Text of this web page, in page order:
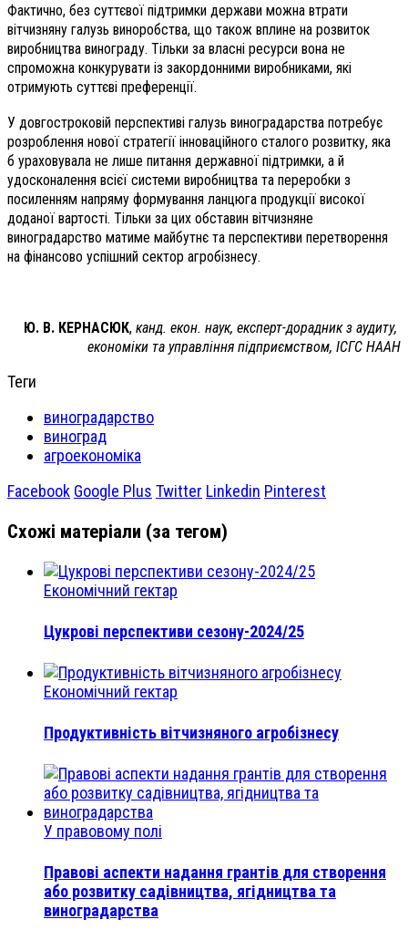
Фактично, без суттєвої підтримки держави можна втрати
вітчизняну галузь виноробства, що також вплине на розвиток
виробництва винограду. Тільки за власні ресурси вона не
спроможна конкурувати із закордонними виробниками, які
отримують суттєві преференції.
У довгостроковій перспективі галузь виноградарства потребує
розроблення нової стратегії інноваційного сталого розвитку, яка
б ураховувала не лише питання державної підтримки, а й
удосконалення всієї системи виробництва та переробки з
посиленням напряму формування ланцюга продукції високої
доданої вартості. Тільки за цих обставин вітчизняне
виноградарство матиме майбутнє та перспективи перетворення
на фінансово успішний сектор агро­бізнесу.
Ю. В. КЕРНАСЮК, канд. екон. наук, експерт-дорадник з аудиту,
економіки та управління підприємством, ІСГС НААН
Теги
виноградарство
виноград
агроекономіка
Facebook Google Plus Twitter Linkedin Pinterest
Схожі матеріали (за тегом)
Економічний гектар
Цукрові перспективи сезону-2024/25
Економічний гектар
Продуктивність вітчизняного агробізнесу
У правовому полі
Правові аспекти надання грантів для створення
або розвитку садівництва, ягідництва та
виноградарства